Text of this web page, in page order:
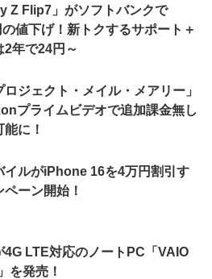
Z Flip7」がソフトバンクで
値下げ！新トクするサポート＋
2年で24円～
ロジェクト・メイル・メアリー」
プライムビデオで追加課金無し
に！
イルがiPhone 16を4万円割引す
ペーン開始！
4G LTE対応のノートPC「VAIO
を発売！